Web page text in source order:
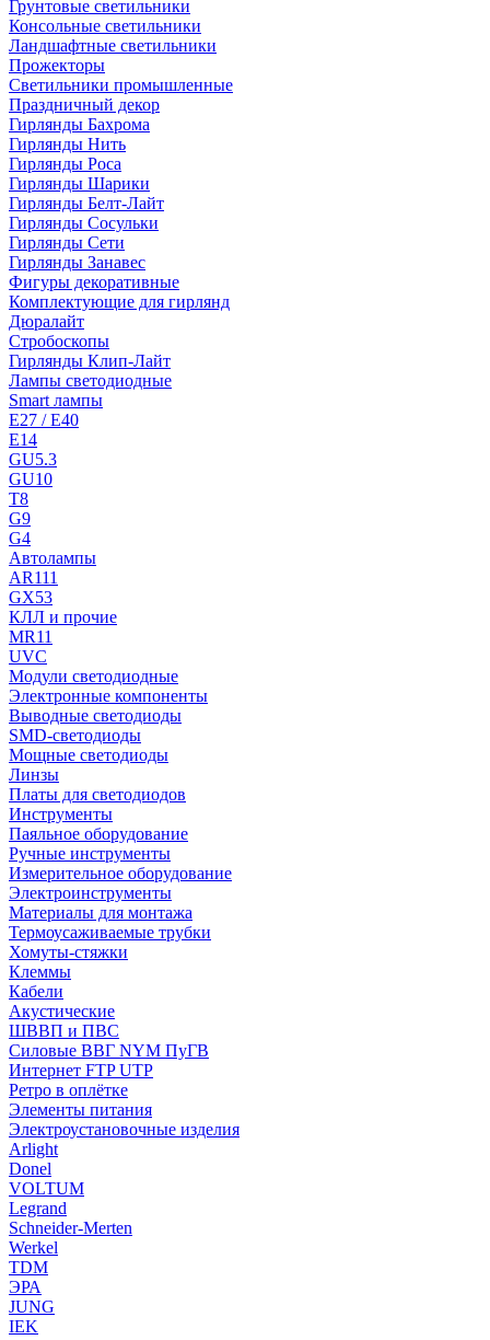
Грунтовые светильники
Консольные светильники
Ландшафтные светильники
Прожекторы
Светильники промышленные
Праздничный декор
Гирлянды Бахрома
Гирлянды Нить
Гирлянды Роса
Гирлянды Шарики
Гирлянды Белт-Лайт
Гирлянды Сосульки
Гирлянды Сети
Гирлянды Занавес
Фигуры декоративные
Комплектующие для гирлянд
Дюралайт
Стробоскопы
Гирлянды Клип-Лайт
Лампы светодиодные
Smart лампы
E27 / E40
E14
GU5.3
GU10
T8
G9
G4
Автолампы
AR111
GX53
КЛЛ и прочие
MR11
UVC
Модули светодиодные
Электронные компоненты
Выводные светодиоды
SMD-светодиоды
Мощные светодиоды
Линзы
Платы для светодиодов
Инструменты
Паяльное оборудование
Ручные инструменты
Измерительное оборудование
Электроинструменты
Материалы для монтажа
Термоусаживаемые трубки
Хомуты-стяжки
Клеммы
Кабели
Акустические
ШВВП и ПВС
Силовые ВВГ NYM ПуГВ
Интернет FTP UTP
Ретро в оплётке
Элементы питания
Электроустановочные изделия
Arlight
Donel
VOLTUM
Legrand
Schneider-Merten
Werkel
TDM
ЭРА
JUNG
IEK